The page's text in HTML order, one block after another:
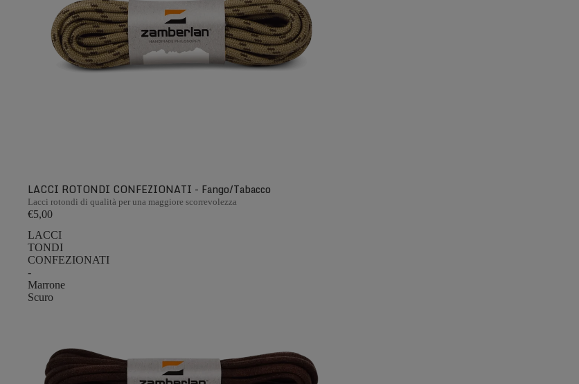
LACCI ROTONDI CONFEZIONATI - Fango/Tabacco
Lacci rotondi di qualità per una maggiore scorrevolezza
€5,00
LACCI
TONDI
CONFEZIONATI
-
Marrone
Scuro